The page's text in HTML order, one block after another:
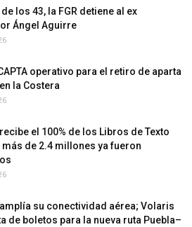
los 43, la FGR detiene al ex
Ángel Aguirre
operativo para el retiro de aparta
la Costera
el 100% de los Libros de Texto
de 2.4 millones ya fueron
su conectividad aérea; Volaris
de boletos para la nueva ruta Puebla–